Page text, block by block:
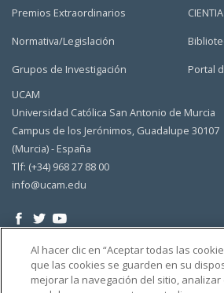
Premios Extraordinarios
Normativa/Legislación
Grupos de Investigación
CIENTIA
Portal
UCAM
Universidad Católica San Antonio de Murcia
Campus de los Jerónimos, Guadalupe 30107
(Murcia) - España
Tlf: (+34) 968 27 88 00
info@ucam.edu
Al hacer clic en “Aceptar todas las
que las cookies se guarden en su
mejorar la navegación del sitio, analizar